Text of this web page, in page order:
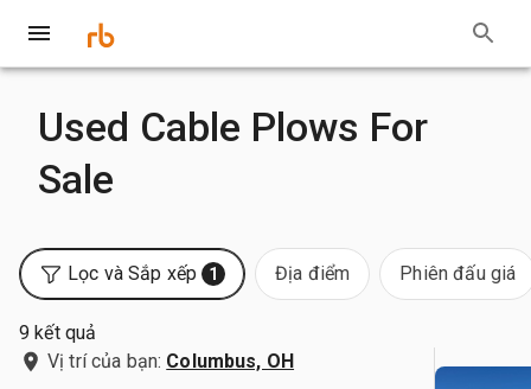
Used Cable Plows For
Sale
Lọc và Sắp xếp 1 Địa điểm Phiên đấu giá
9 kết quả
Vị trí của bạn: Columbus, OH